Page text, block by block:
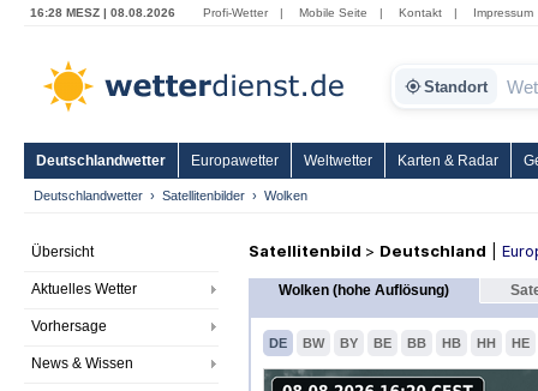
16:28 MESZ | 08.08.2026 Profi-Wetter | Mobile Seite | Kontakt | Impressum
Standort
Deutschlandwetter Europawetter Weltwetter Karten & Radar
Deutschlandwetter Satellitenbilder Wolken
Übersicht
Aktuelles Wetter
Vorhersage
News & Wissen
Satellitenbild > Deutschland
Wolken (hohe Auflösung)
DE BW BY BE BB HB HH HE